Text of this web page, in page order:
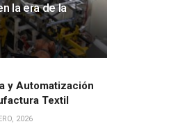
la era de la
y Automatización
Textil
2026